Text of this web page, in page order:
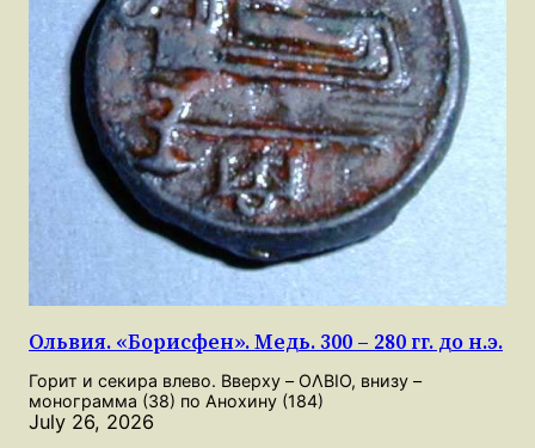
Ольвия. «Борисфен». Медь. 300 – 280 гг. до н.э.
Горит и секира влево. Вверху – OΛBIO, внизу –
монограмма (38) по Анохину (184)
July 26, 2026